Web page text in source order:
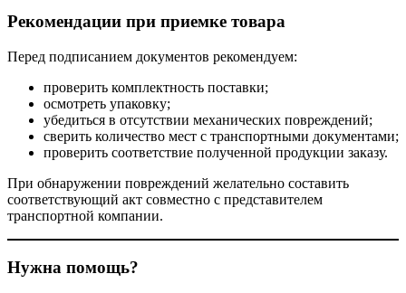
Рекомендации при приемке товара
Перед подписанием документов рекомендуем:
проверить комплектность поставки;
осмотреть упаковку;
убедиться в отсутствии механических повреждений;
сверить количество мест с транспортными документами;
проверить соответствие полученной продукции заказу.
При обнаружении повреждений желательно составить
соответствующий акт совместно с представителем
транспортной компании.
Нужна помощь?